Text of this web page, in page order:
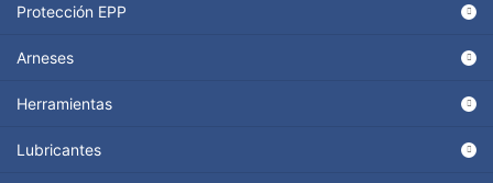
Protección EPP
Arneses
Herramientas
Lubricantes